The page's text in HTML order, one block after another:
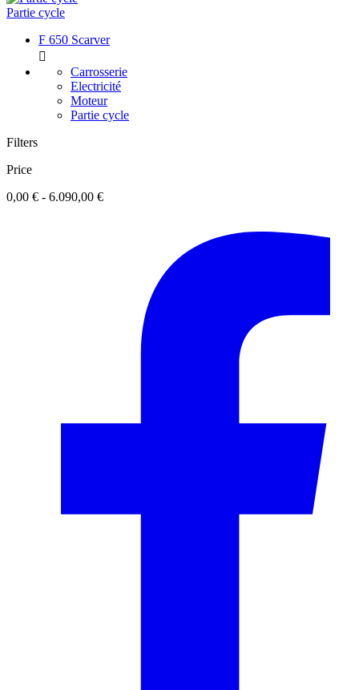
Partie cycle
F 650 Scarver

Carrosserie
Electricité
Moteur
Partie cycle
Filters
Price
0,00 € - 6.090,00 €